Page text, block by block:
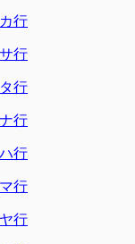
カ行
サ行
タ行
ナ行
ハ行
マ行
ヤ行